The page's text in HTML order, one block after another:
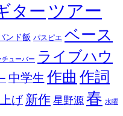
ター ツアー
ンド飯 パスピエ ベース
チューバー
ライブハウ
中学生 作曲 作詞
げ 新作 星野源 春 水曜